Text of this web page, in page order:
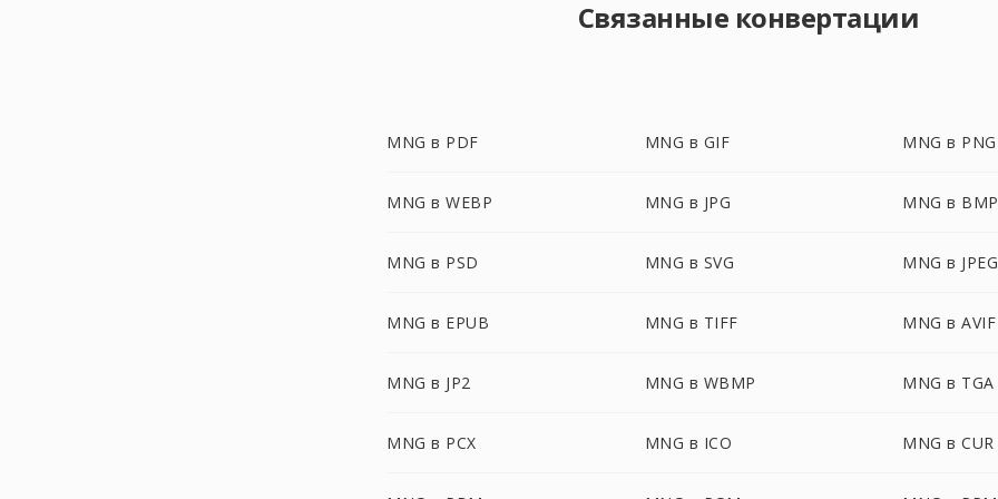
Связанные конвертации
MNG в PDF MNG в GIF MNG в PNG
MNG в WEBP MNG в JPG MNG в BMP
MNG в PSD MNG в SVG MNG в JPEG
MNG в EPUB MNG в TIFF MNG в AVIF
MNG в JP2 MNG в WBMP MNG в TGA
MNG в PCX MNG в ICO MNG в CUR